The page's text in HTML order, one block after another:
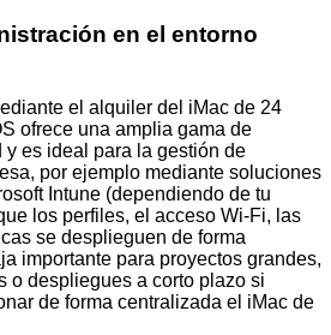
en el entorno
el alquiler del iMac de 24
ofrece una amplia gama de
es ideal para la gestión de
por ejemplo mediante soluciones
Intune (dependiendo de tu
los perfiles, el acceso Wi-Fi, las
se desplieguen de forma
importante para proyectos grandes,
o despliegues a corto plazo si
de forma centralizada el iMac de